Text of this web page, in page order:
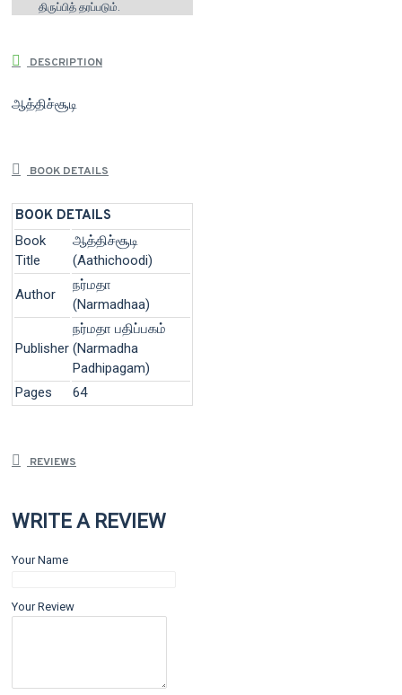
திருப்பித் தரப்படும்.
DESCRIPTION
ஆத்திச்சூடி
BOOK DETAILS
BOOK DETAILS
Book
Title
ஆத்திச்சூடி
(Aathichoodi)
Author
நர்மதா
(Narmadhaa)
Publisher
நர்மதா பதிப்பகம்
(Narmadha
Padhipagam)
Pages
64
REVIEWS
WRITE A REVIEW
Your Name
Your Review